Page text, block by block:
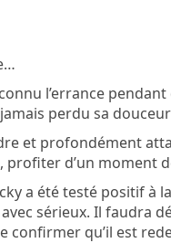
l’errance
perdu sa
et profondément
d’un moment
a été testé positif à
sérieux. Il faudra
confirmer qu’il est